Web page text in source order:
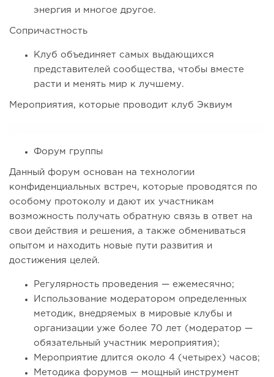
энергия и многое другое.
Сопричастность
Клуб объединяет самых выдающихся
представителей сообщества, чтобы вместе
расти и менять мир к лучшему.
Мероприятия, которые проводит клуб Эквиум
Форум группы
Данный форум основан на технологии
конфиденциальных встреч, которые проводятся по
особому протоколу и дают их участникам
возможность получать обратную связь в ответ на
свои действия и решения, а также обмениваться
опытом и находить новые пути развития и
достижения целей.
Регулярность проведения — ежемесячно;
Использование модератором определенных
методик, внедряемых в мировые клубы и
организации уже более 70 лет (модератор —
обязательный участник мероприятия);
Мероприятие длится около 4 (четырех) часов;
Методика форумов — мощный инструмент